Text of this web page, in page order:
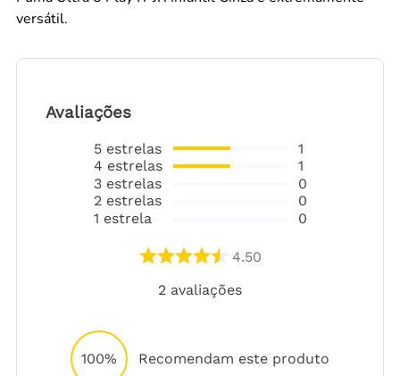
versátil.
Avaliações
5 estrelas
4 estrelas
3 estrelas
2 estrelas
1 estrela
1
1
0
0
0
4.50
2 avaliações
100% Recomendam este produto